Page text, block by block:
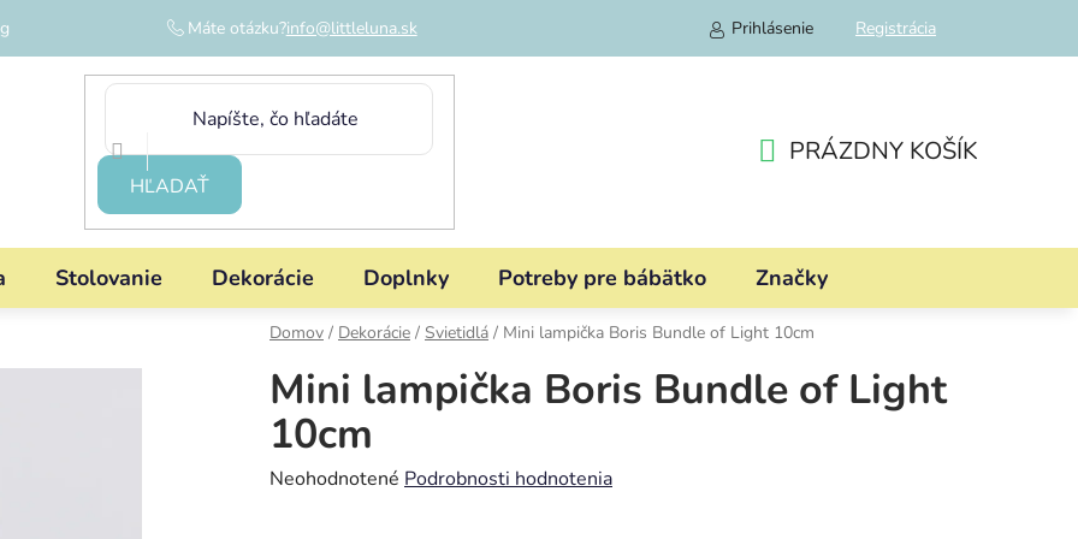
Máte otázku?info@littleluna.sk Prihlásenie Registrácia
HĽADAŤ
KOŠÍK
PRÁZDNY KOŠÍK
Stolovanie Dekorácie Doplnky Potreby pre bábätko Značky
Domov / Dekorácie / Svietidlá / Mini lampička Boris Bundle of Light 10cm
Mini lampička Boris Bundle of Light
10cm
Priemerné
Neohodnotené Podrobnosti hodnotenia